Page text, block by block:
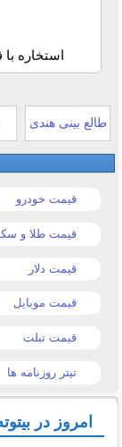
استخاره با
طالع بینی هندی
قیمت خودرو
قیمت طلا و
قیمت دلار
قیمت موبایل
قیمت تبلت
تیتر روزنامه ها
امروز در